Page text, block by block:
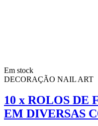
Em stock
DECORAÇÃO NAIL ART
10 x ROLOS DE
EM DIVERSAS